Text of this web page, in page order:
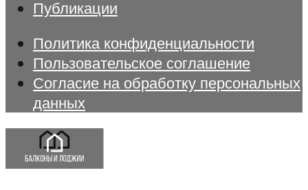
Публикации
Политика конфиденциальности
Пользовательское соглашение
Согласие на обработку персональных
данных